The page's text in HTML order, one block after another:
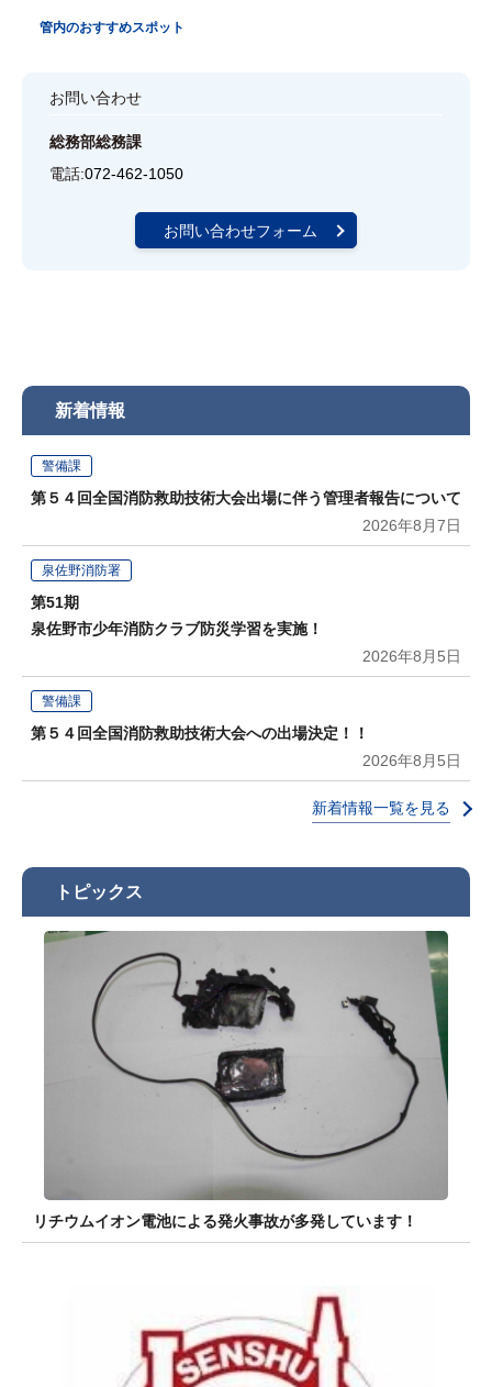
管内のおすすめスポット
お問い合わせ
総務部総務課
電話:072-462-1050
お問い合わせフォーム
新着情報
警備課
第５４回全国消防救助技術大会出場に伴う管理者報告について
2026年8月7日
泉佐野消防署
第51期
泉佐野市少年消防クラブ防災学習を実施！
2026年8月5日
警備課
第５４回全国消防救助技術大会への出場決定！！
2026年8月5日
新着情報一覧を見る
トピックス
リチウムイオン電池による発火事故が多発しています！